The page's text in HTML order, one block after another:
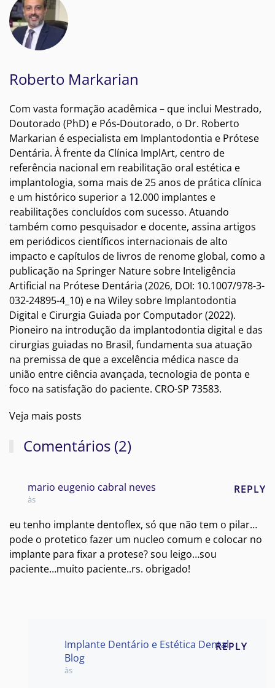
Roberto Markarian
Com vasta formação acadêmica – que inclui Mestrado,
Doutorado (PhD) e Pós-Doutorado, o Dr. Roberto
Markarian é especialista em Implantodontia e Prótese
Dentária. À frente da Clínica ImplArt, centro de
referência nacional em reabilitação oral estética e
implantologia, soma mais de 25 anos de prática clínica
e um histórico superior a 12.000 implantes e
reabilitações concluídos com sucesso. Atuando
também como pesquisador e docente, assina artigos
em periódicos científicos internacionais de alto
impacto e capítulos de livros de renome global, como a
publicação na Springer Nature sobre Inteligência
Artificial na Prótese Dentária (2026, DOI: 10.1007/978-3-
032-24895-4_10) e na Wiley sobre Implantodontia
Digital e Cirurgia Guiada por Computador (2022).
Pioneiro na introdução da implantodontia digital e das
cirurgias guiadas no Brasil, fundamenta sua atuação
na premissa de que a excelência médica nasce da
união entre ciência avançada, tecnologia de ponta e
foco na satisfação do paciente. CRO-SP 73583.
Veja mais posts
Comentários (2)
mario eugenio cabral neves
às
REPLY
eu tenho implante dentoflex, só que não tem o pilar…
pode o protetico fazer um nucleo comum e colocar no
implante para fixar a protese? sou leigo…sou
paciente…muito paciente..rs. obrigado!
Implante Dentário e Estética Dental
Blog
às
REPLY